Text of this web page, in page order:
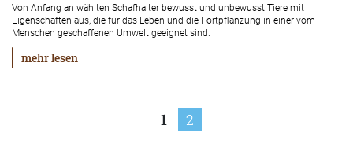
Von Anfang an wählten Schafhalter bewusst und unbewusst Tiere mit
Eigenschaften aus, die für das Leben und die Fortpflanzung in einer vom
Menschen geschaffenen Umwelt geeignet sind.
mehr lesen
Seitennummerierung
1 2